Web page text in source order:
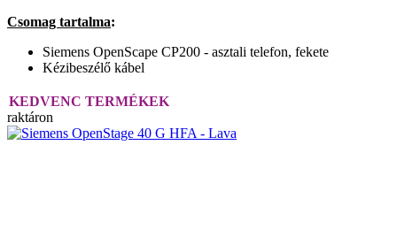
Csomag tartalma:
Siemens OpenScape CP200 - asztali telefon, fekete
Kézibeszélő kábel
KEDVENC TERMÉKEK
raktáron